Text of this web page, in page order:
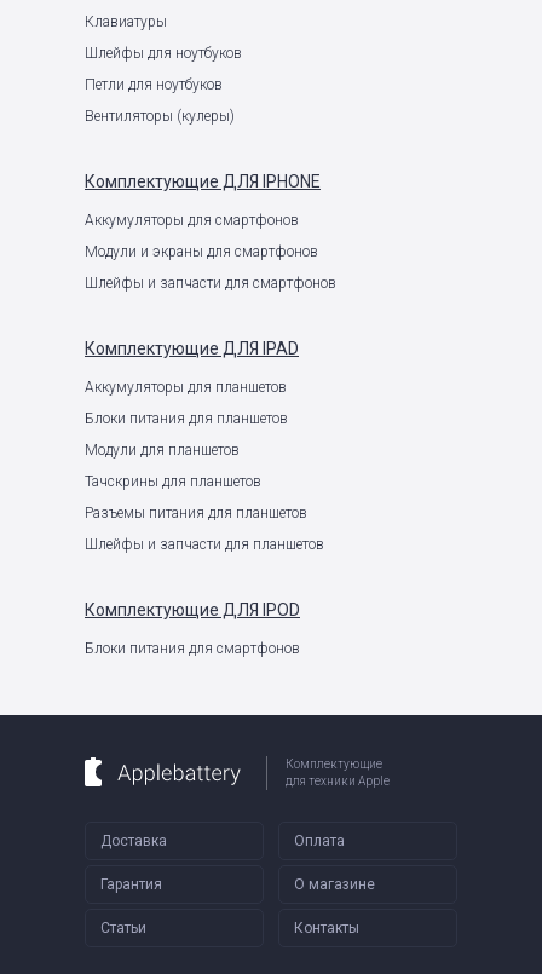
Клавиатуры
Шлейфы для ноутбуков
Петли для ноутбуков
Вентиляторы (кулеры)
Комплектующие ДЛЯ IPHONE
Аккумуляторы для смартфонов
Модули и экраны для смартфонов
Шлейфы и запчасти для смартфонов
Комплектующие ДЛЯ IPAD
Аккумуляторы для планшетов
Блоки питания для планшетов
Модули для планшетов
Тачскрины для планшетов
Разъемы питания для планшетов
Шлейфы и запчасти для планшетов
Комплектующие ДЛЯ IPOD
Блоки питания для смартфонов
Комплектующие
для техники Apple
Доставка Оплата
Гарантия О магазине
Статьи Контакты